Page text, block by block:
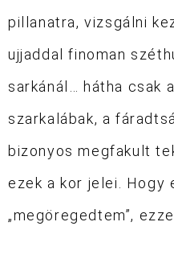
pillanatra, vizsgálni
ujjaddal finoman
sarkánál… hátha csak
szarkalábak, a
bizonyos megfakult
ezek a kor jelei. Hogy
„megöregedtem”,